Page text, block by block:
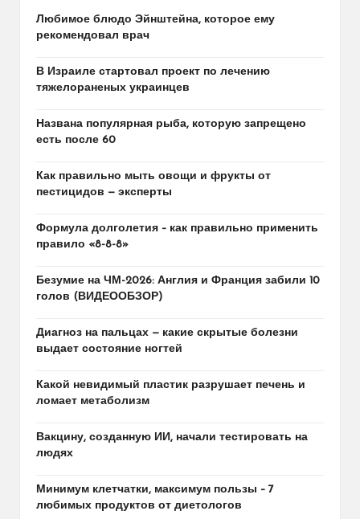
Любимое блюдо Эйнштейна, которое ему
рекомендовал врач
В Израиле стартовал проект по лечению
тяжелораненых украинцев
Названа популярная рыба, которую запрещено
есть после 60
Как правильно мыть овощи и фрукты от
пестицидов — эксперты
Формула долголетия – как правильно применить
правило «8-8-8»
Безумие на ЧМ-2026: Англия и Франция забили 10
голов (ВИДЕООБЗОР)
Диагноз на пальцах — какие скрытые болезни
выдает состояние ногтей
Какой невидимый пластик разрушает печень и
ломает метаболизм
Вакцину, созданную ИИ, начали тестировать на
людях
Минимум клетчатки, максимум пользы – 7
любимых продуктов от диетологов